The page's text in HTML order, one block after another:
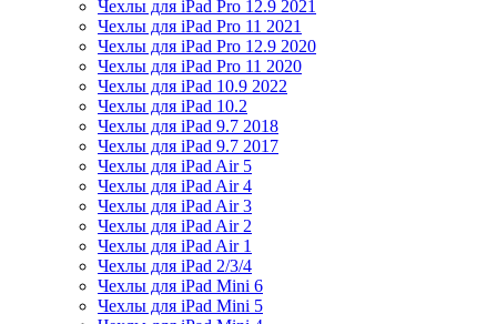
Чехлы для iPad Pro 12.9 2021
Чехлы для iPad Pro 11 2021
Чехлы для iPad Pro 12.9 2020
Чехлы для iPad Pro 11 2020
Чехлы для iPad 10.9 2022
Чехлы для iPad 10.2
Чехлы для iPad 9.7 2018
Чехлы для iPad 9.7 2017
Чехлы для iPad Air 5
Чехлы для iPad Air 4
Чехлы для iPad Air 3
Чехлы для iPad Air 2
Чехлы для iPad Air 1
Чехлы для iPad 2/3/4
Чехлы для iPad Mini 6
Чехлы для iPad Mini 5